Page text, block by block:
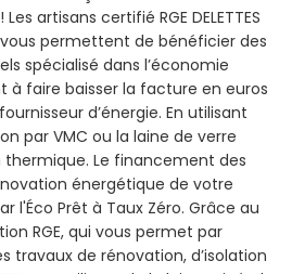
artisans certifié RGE DELETTES
vous permettent de bénéficier des
spécialisé dans l’économie
à faire baisser la facture en euros
d’énergie. En utilisant
par VMC ou la laine de verre
thermique. Le financement des
énergétique de votre
l'Éco Prêt à Taux Zéro. Grâce au
RGE, qui vous permet par
travaux de rénovation, d’isolation